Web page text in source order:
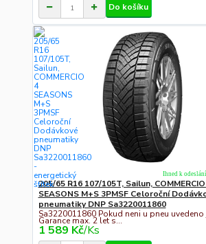
Do košíku
205/65 R16 107/105T, Sailun,
SEASONS M+S 3PMSF Celoroční
pneumatiky DNP Sa3220011860
Sa3220011860 Pokud neni u pneu uvedeno
Garance max. 2 let s...
1 589 Kč/Ks
Ihned k